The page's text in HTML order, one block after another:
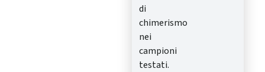
di
chimerismo
nei
campioni
testati.